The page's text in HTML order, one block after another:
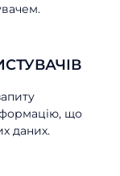
що
даних.